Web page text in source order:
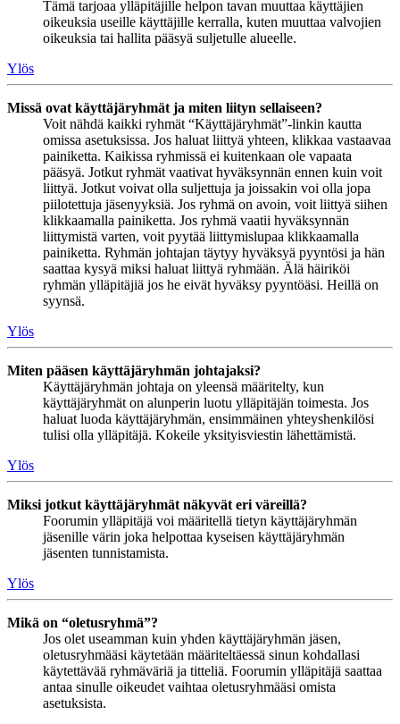
Tämä tarjoaa ylläpitäjille helpon tavan muuttaa käyttäjien
oikeuksia useille käyttäjille kerralla, kuten muuttaa valvojien
oikeuksia tai hallita pääsyä suljetulle alueelle.
Ylös
Missä ovat käyttäjäryhmät ja miten liityn sellaiseen?
Voit nähdä kaikki ryhmät “Käyttäjäryhmät”-linkin kautta
omissa asetuksissa. Jos haluat liittyä yhteen, klikkaa vastaavaa
painiketta. Kaikissa ryhmissä ei kuitenkaan ole vapaata
pääsyä. Jotkut ryhmät vaativat hyväksynnän ennen kuin voit
liittyä. Jotkut voivat olla suljettuja ja joissakin voi olla jopa
piilotettuja jäsenyyksiä. Jos ryhmä on avoin, voit liittyä siihen
klikkaamalla painiketta. Jos ryhmä vaatii hyväksynnän
liittymistä varten, voit pyytää liittymislupaa klikkaamalla
painiketta. Ryhmän johtajan täytyy hyväksyä pyyntösi ja hän
saattaa kysyä miksi haluat liittyä ryhmään. Älä häiriköi
ryhmän ylläpitäjiä jos he eivät hyväksy pyyntöäsi. Heillä on
syynsä.
Ylös
Miten pääsen käyttäjäryhmän johtajaksi?
Käyttäjäryhmän johtaja on yleensä määritelty, kun
käyttäjäryhmät on alunperin luotu ylläpitäjän toimesta. Jos
haluat luoda käyttäjäryhmän, ensimmäinen yhteyshenkilösi
tulisi olla ylläpitäjä. Kokeile yksityisviestin lähettämistä.
Ylös
Miksi jotkut käyttäjäryhmät näkyvät eri väreillä?
Foorumin ylläpitäjä voi määritellä tietyn käyttäjäryhmän
jäsenille värin joka helpottaa kyseisen käyttäjäryhmän
jäsenten tunnistamista.
Ylös
Mikä on “oletusryhmä”?
Jos olet useamman kuin yhden käyttäjäryhmän jäsen,
oletusryhmääsi käytetään määriteltäessä sinun kohdallasi
käytettävää ryhmäväriä ja titteliä. Foorumin ylläpitäjä saattaa
antaa sinulle oikeudet vaihtaa oletusryhmääsi omista
asetuksista.